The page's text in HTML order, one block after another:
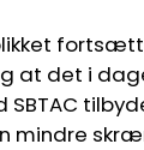
at det i
mindre